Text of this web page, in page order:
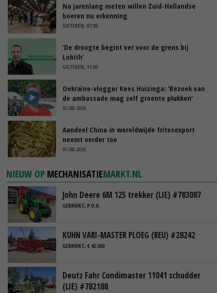
Na jarenlang meten willen Zuid-Hollandse
boeren nu erkenning
GISTEREN, 07:00
‘De droogte begint ver voor de grens bij
Lobith’
GISTEREN, 11:00
Oekraïne-vlogger Kees Huizinga: ‘Bezoek van
de ambassade mag zelf groente plukken’
07-08-2026
Aandeel China in wereldwijde fritesexport
neemt verder toe
07-08-2026
NIEUW OP MECHANISATIEMARKT.NL
John Deere 6M 125 trekker (LIE) #783087
GEBRUIKT, P.O.A.
KUHN VARI-MASTER PLOEG (REU) #28242
GEBRUIKT, € 42.500
Deutz Fahr Condimaster 11041 schudder
(LIE) #782188